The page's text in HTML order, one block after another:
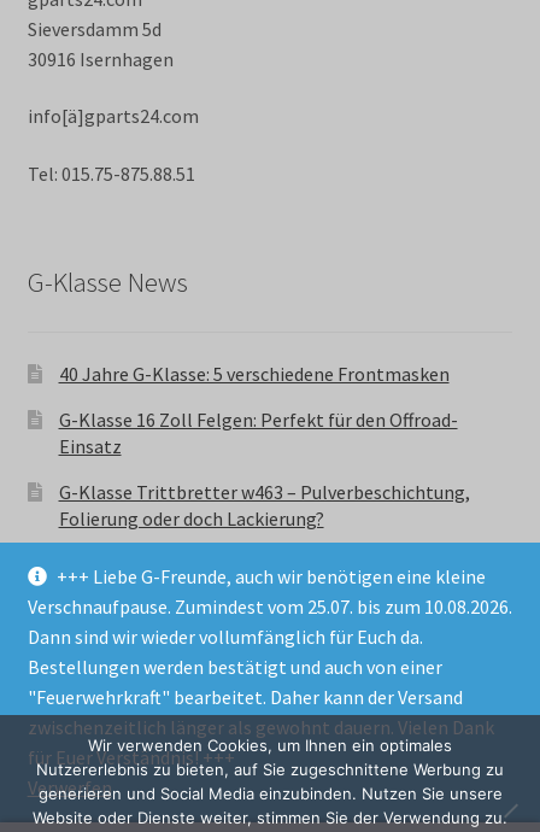
+++ Liebe G-Freunde, auch wir benötigen eine kleine
Verschnaufpause. Zumindest vom 25.07. bis zum 10.08.2026.
Dann sind wir wieder vollumfänglich für Euch da.
Bestellungen werden bestätigt und auch von einer
"Feuerwehrkraft" bearbeitet. Daher kann der Versand
zwischenzeitlich länger als gewohnt dauern. Vielen Dank
für Euer Verständnis! +++
Verwerfen
Sieversdamm 5d
30916 Isernhagen
info[ä]gparts24.com
Tel: 015.75-875.88.51
G-Klasse News
40 Jahre G-Klasse: 5 verschiedene Frontmasken
G-Klasse 16 Zoll Felgen: Perfekt für den Offroad-
Einsatz
G-Klasse Trittbretter w463 – Pulverbeschichtung,
Folierung oder doch Lackierung?
© GParts24 - G-Klasse w463 Trittbretter, Felgen,
Ersatzteile & Zubebehör.
Datenschutzerklärung
Alle Preise inkl. der gesetzlichen MwSt.
Wir verwenden Cookies, um Ihnen ein optimales
Nutzererlebnis zu bieten, auf Sie zugeschnittene Werbung zu
generieren und Social Media einzubinden. Nutzen Sie unsere
Website oder Dienste weiter, stimmen Sie der Verwendung zu.